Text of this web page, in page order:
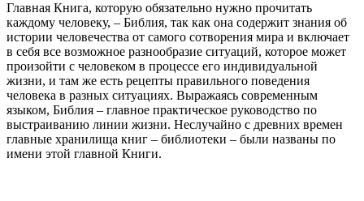
Главная Книга, которую обязательно нужно прочитать
каждому человеку, – Библия, так как она содержит знания об
истории человечества от самого сотворения мира и включает
в себя все возможное разнообразие ситуаций, которое может
произойти с человеком в процессе его индивидуальной
жизни, и там же есть рецепты правильного поведения
человека в разных ситуациях. Выражаясь современным
языком, Библия – главное практическое руководство по
выстраиванию линии жизни. Неслучайно с древних времен
главные хранилища книг – библиотеки – были названы по
имени этой главной Книги.